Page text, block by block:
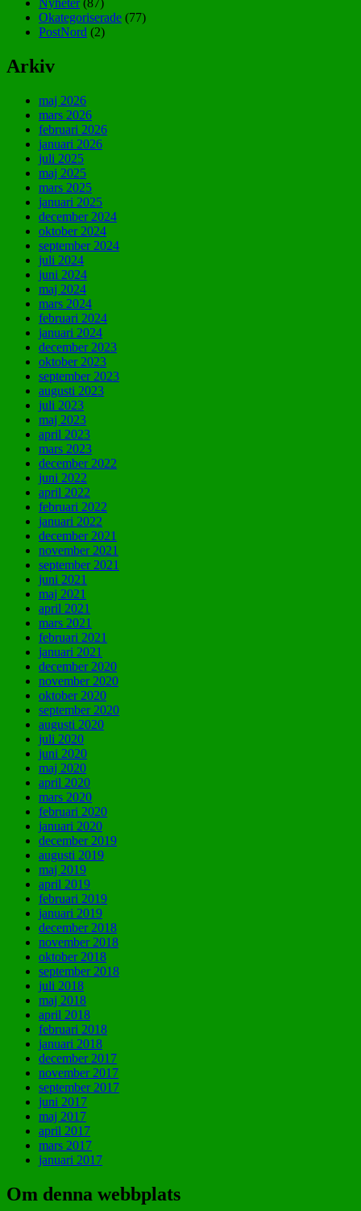
Nyheter(87)
Okategoriserade (77)
PostNord (2)
Arkiv
maj 2026
mars 2026
februari 2026
januari 2026
juli 2025
maj 2025
mars 2025
januari 2025
december 2024
oktober 2024
september 2024
juli 2024
juni 2024
maj 2024
mars 2024
februari 2024
januari 2024
december 2023
oktober 2023
september 2023
augusti 2023
juli 2023
maj 2023
april 2023
mars 2023
december 2022
juni 2022
april 2022
februari 2022
januari 2022
december 2021
november 2021
september 2021
juni 2021
maj 2021
april 2021
mars 2021
februari 2021
januari 2021
december 2020
november 2020
oktober 2020
september 2020
augusti 2020
juli 2020
juni 2020
maj 2020
april 2020
mars 2020
februari 2020
januari 2020
december 2019
augusti 2019
maj 2019
april 2019
februari 2019
januari 2019
december 2018
november 2018
oktober 2018
september 2018
juli 2018
maj 2018
april 2018
februari 2018
januari 2018
december 2017
november 2017
september 2017
juni 2017
maj 2017
april 2017
mars 2017
januari 2017
Om denna webbplats